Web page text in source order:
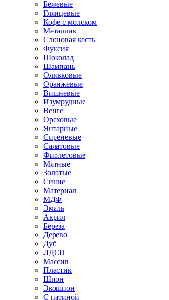
Бежевые
Глянцевые
Кофе с молоком
Металлик
Слоновая кость
Фуксия
Шоколад
Шампань
Оливковые
Оранжевые
Вишневые
Изумрудные
Венге
Ореховые
Янтарные
Сиреневые
Салатовые
Фиолетовые
Мятные
Золотые
Синие
Материал
МДФ
Эмаль
Акрил
Береза
Дерево
Дуб
ЛДСП
Массив
Пластик
Шпон
Экошпон
С патиной